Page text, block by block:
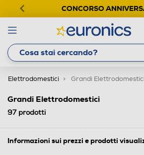
CONCORSO
Elettrodomestici Grandi Elettrodomestici
Grandi Elettrodomestici
97prodotti
Informazioni sui prezzi e prodotti